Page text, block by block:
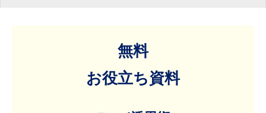
無料
お役立ち資料